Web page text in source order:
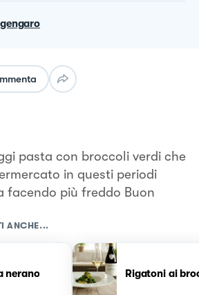
pasta con broccoli verdi che
in questi periodi
facendo più freddo Buon
ANCHE...
nerano Rigatoni ai